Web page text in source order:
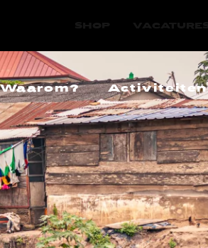
vragen
Waarom?
Extreme armoede
Moderne slavernij
Vervolging
Mensenhandel
Activiteiten